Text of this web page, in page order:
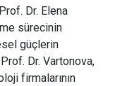
Dr. Elena
sürecinin
güçlerin
Dr. Vartonova,
firmalarının